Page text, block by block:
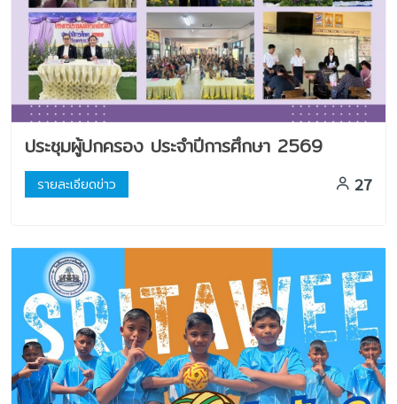
ประชุมผู้ปกครอง ประจำปีการศึกษา 2569
รายละเอียดข่าว 27